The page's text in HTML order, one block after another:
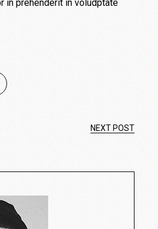
in prehenderit in voludptate
NEXT POST